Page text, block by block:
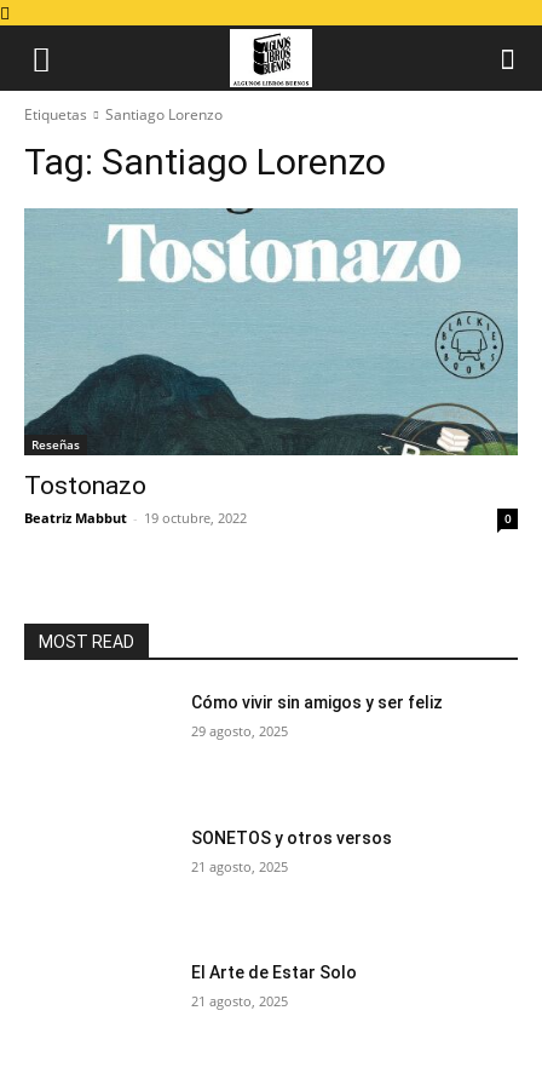
Etiquetas Santiago Lorenzo
Tag: Santiago Lorenzo
Reseñas
Tostonazo
Beatriz Mabbut - 19 octubre, 2022 0
MOST READ
Cómo vivir sin amigos y ser feliz
29 agosto, 2025
SONETOS y otros versos
21 agosto, 2025
El Arte de Estar Solo
21 agosto, 2025